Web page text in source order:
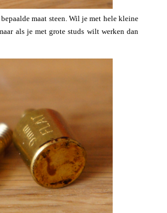
maat steen. Wil je met hele kleine
als je met grote studs wilt werken dan